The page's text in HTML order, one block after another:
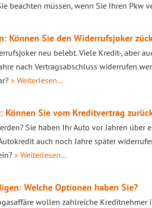
beachten müssen, wenn Sie Ihren Pkw
Können Sie den Widerrufsjoker
neu belebt. Viele Kredit-, aber
nach Vertragsabschluss widerrufen
» Weiterlesen...
Sie vom Kreditvertrag
Sie haben Ihr Auto vor Jahren über
auch noch Jahre später
» Weiterlesen...
Welche Optionen haben Sie?
wollen zahlreiche